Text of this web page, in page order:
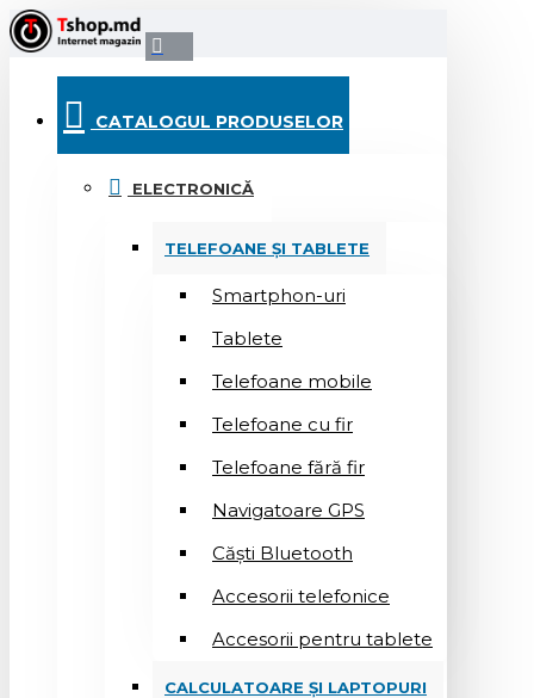
CATALOGUL PRODUSELOR
ELECTRONICĂ
TELEFOANE ȘI TABLETE
Smartphon-uri
Tablete
Telefoane mobile
Telefoane cu fir
Telefoane fără fir
Navigatoare GPS
Căști Bluetooth
Accesorii telefonice
Accesorii pentru tablete
CALCULATOARE ȘI LAPTOPURI